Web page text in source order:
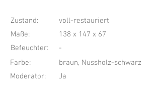
Zustand:
Maße:
Befeuchter:
voll-restauriert
138 x 147 x 67
-
Farbe:
Moderator:
braun, Nussholz-schwarz
Ja